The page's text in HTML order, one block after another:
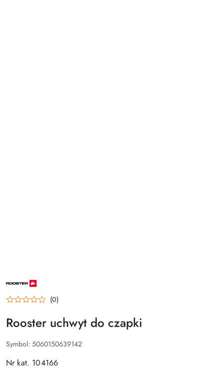
NAZWA
PRODUCENTA:
ROOSTER (0)
Rooster uchwyt do czapki
Symbol: 5060150639142
Nr kat. 104166